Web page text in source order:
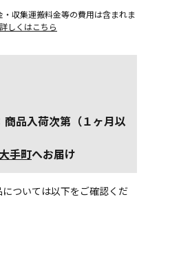
収集運搬料金等の費用は含まれま
詳しくはこちら
品入荷次第（１ヶ月以
手町へお届け
ついては以下をご確認くだ